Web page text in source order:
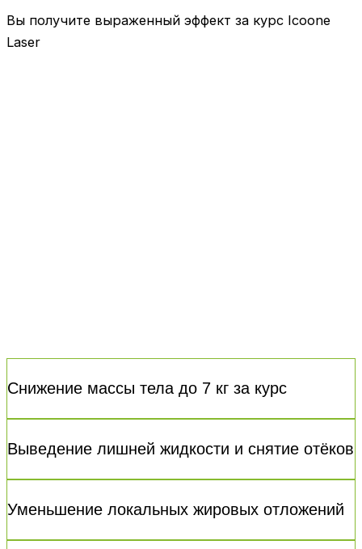
Вы получите выраженный эффект за курс Icoone
Laser
Снижение массы тела до 7 кг за курс
Выведение лишней жидкости и снятие отёков
Уменьшение локальных жировых отложений